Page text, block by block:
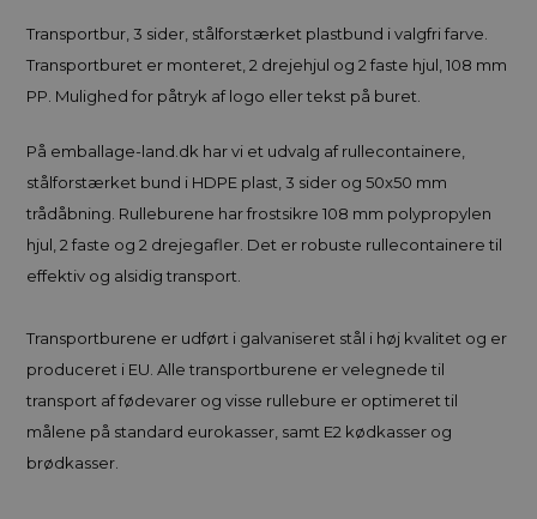
Transportbur, 3 sider, stålforstærket plastbund i valgfri farve.
Transportburet er monteret, 2 drejehjul og 2 faste hjul, 108 mm
PP. Mulighed for påtryk af logo eller tekst på buret.
På emballage-land.dk har vi et udvalg af rullecontainere,
stålforstærket bund i HDPE plast, 3 sider og 50x50 mm
trådåbning. Rulleburene har frostsikre 108 mm polypropylen
hjul, 2 faste og 2 drejegafler. Det er robuste rullecontainere til
effektiv og alsidig transport.
Transportburene er udført i galvaniseret stål i høj kvalitet og er
produceret i EU. Alle transportburene er velegnede til
transport af fødevarer og visse rullebure er optimeret til
målene på standard eurokasser, samt E2 kødkasser og
brødkasser.